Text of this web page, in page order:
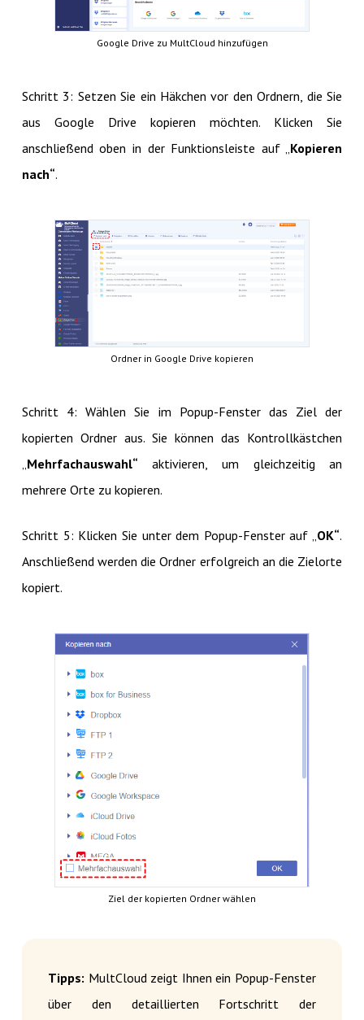
Google Drive zu MultCloud hinzufügen
Schritt 3: Setzen Sie ein Häkchen vor den Ordnern, die Sie
aus Google Drive kopieren möchten. Klicken Sie
anschließend oben in der Funktionsleiste auf „ Kopieren
nach“.
Ordner in Google Drive kopieren
Schritt 4: Wählen Sie im Popup-Fenster das Ziel der
kopierten Ordner aus. Sie können das Kontrollkästchen
Mehrfachauswahl“ aktivieren, um gleichzeitig an
mehrere Orte zu kopieren.
Schritt 5: Klicken Sie unter dem Popup-Fenster auf „ OK“.
Anschließend werden die Ordner erfolgreich an die Zielorte
kopiert.
Ziel der kopierten Ordner wählen
Tipps: MultCloud zeigt Ihnen ein Popup-Fenster
über den detaillierten Fortschritt der